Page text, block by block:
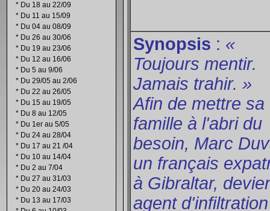
* Du 18 au 22/09
* Du 11 au 15/09
* Du 04 au 08/09
* Du 26 au 30/06
* Du 19 au 23/06
* Du 12 au 16/06
* Du 5 au 9/06
* Du 29/05 au 2/06
* Du 22 au 26/05
* Du 15 au 19/05
* Du 8 au 12/05
* Du 1er au 5/05
* Du 24 au 28/04
* Du 17 au 21 /04
* Du 10 au 14/04
* Du 2 au 7/04
* Du 27 au 31/03
* Du 20 au 24/03
* Du 13 au 17/03
Synopsis : «
Toujours mentir.
Jamais trahir. »
Afin de mettre sa
famille à l'abri du
besoin, Marc
un français
à Gibraltar,
agent d'infiltration